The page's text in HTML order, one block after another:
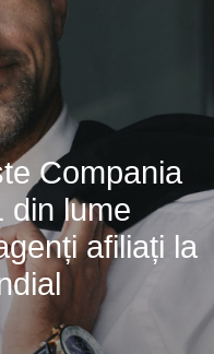
Compania
din lume
afiliați la